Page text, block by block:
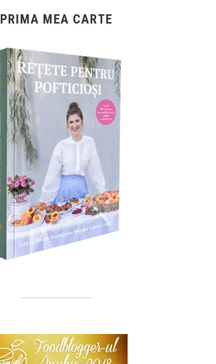
PRIMA MEA CARTE